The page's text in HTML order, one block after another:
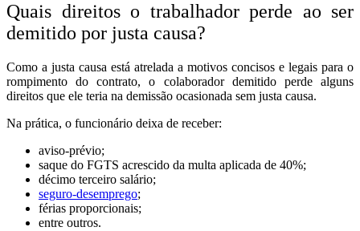
Quais direitos o trabalhador perde ao ser
demitido por justa causa?
Como a justa causa está atrelada a motivos concisos e legais para o
rompimento do contrato, o colaborador demitido perde alguns
direitos que ele teria na demissão ocasionada sem justa causa.
Na prática, o funcionário deixa de receber:
aviso-prévio;
saque do FGTS acrescido da multa aplicada de 40%;
décimo terceiro salário;
seguro-desemprego;
férias proporcionais;
entre outros.